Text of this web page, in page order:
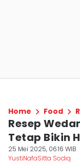
Home Food
Resep
Tetap Bikin
25 Mei 2025, 06:16 WIB
YustiNafaSitta Sodiq